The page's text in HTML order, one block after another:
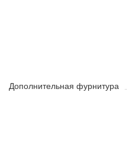
Дополнительная фурнитура